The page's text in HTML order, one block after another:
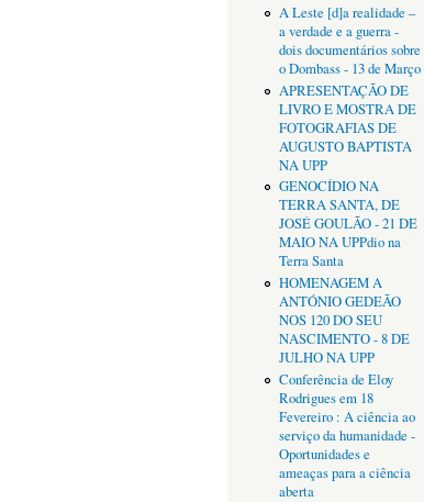
A Leste [d]a realidade –
a verdade e a guerra -
dois documentários sobre
o Dombass - 13 de Março
APRESENTAÇÃO DE
LIVRO E MOSTRA DE
FOTOGRAFIAS DE
AUGUSTO BAPTISTA
NA UPP
GENOCÍDIO NA
TERRA SANTA, DE
JOSÉ GOULÃO - 21 DE
MAIO NA UPPdio na
Terra Santa
HOMENAGEM A
ANTÓNIO GEDEÃO
NOS 120 DO SEU
NASCIMENTO - 8 DE
JULHO NA UPP
Conferência de Eloy
Rodrigues em 18
Fevereiro : A ciência ao
serviço da humanidade -
Oportunidades e
ameaças para a ciência
aberta